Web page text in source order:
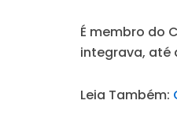
É membro do
integrava, até
Leia Também: